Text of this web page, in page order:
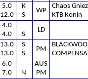
5.0
12.0
K
S
WP
Chaos
KTB Konin
4.0
4.0
S
LD
13.0
13.0
S
S
PM
6.0
7.0
N
AUS
PM